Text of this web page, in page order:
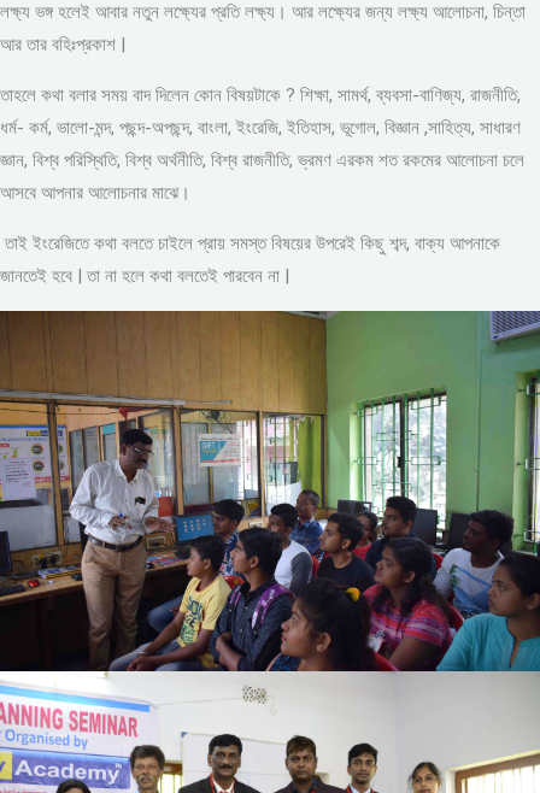
লক্ষ্য ভঙ্গ হলেই আবার নতুন লক্ষ্যের প্রতি লক্ষ্য। আর লক্ষ্যের জন্য লক্ষ্য আলোচনা, চিন্তা
আর তার বহিঃপ্রকাশ |
তাহলে কথা বলার সময় বাদ দিলেন কোন বিষয়টাকে ? শিক্ষা, সামর্থ, ব্যবসা-বাণিজ্য, রাজনীতি,
ধর্ম- কর্ম, ভালো-মন্দ, পছন্দ-অপছন্দ, বাংলা, ইংরেজি, ইতিহাস, ভূগোল, বিজ্ঞান ,সাহিত্য, সাধারণ
জ্ঞান, বিশ্ব পরিস্থিতি, বিশ্ব অর্থনীতি, বিশ্ব রাজনীতি, ভ্রমণ এরকম শত রকমের আলোচনা চলে
আসবে আপনার আলোচনার মাঝে।
তাই ইংরেজিতে কথা বলতে চাইলে প্রায় সমস্ত বিষয়ের উপরেই কিছু শব্দ, বাক্য আপনাকে
জানতেই হবে | তা না হলে কথা বলতেই পারবেন না |